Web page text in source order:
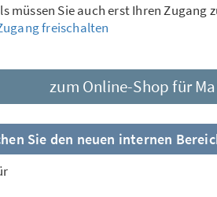
müssen Sie auch erst Ihren Zugang
freischalten
zum Online-Shop für
Sie den neuen internen